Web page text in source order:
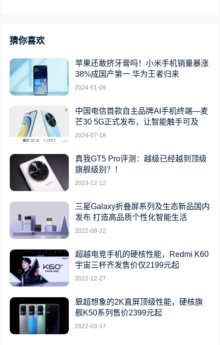
猜你喜欢
苹果还敢挤牙膏吗！小米手机销量暴涨
38%成国产第一 华为王者归来
2024-01-09
中国电信首款自主品牌AI手机终端—麦
芒30 5G正式发布，让智能触手可及
2024-07-18
真我GT5 Pro评测：越级已经越到顶级
旗舰级别？！
2023-12-12
三星Galaxy折叠屏系列及生态新品国内
发布 打造高品质个性化智能生活
2022-08-22
超越电竞手机的硬核性能，Redmi K60
宇宙三杯齐发售价仅2199元起
2022-12-27
狠超想象的2K直屏顶级性能，硬核旗
舰K50系列售价2399元起
2022-03-17